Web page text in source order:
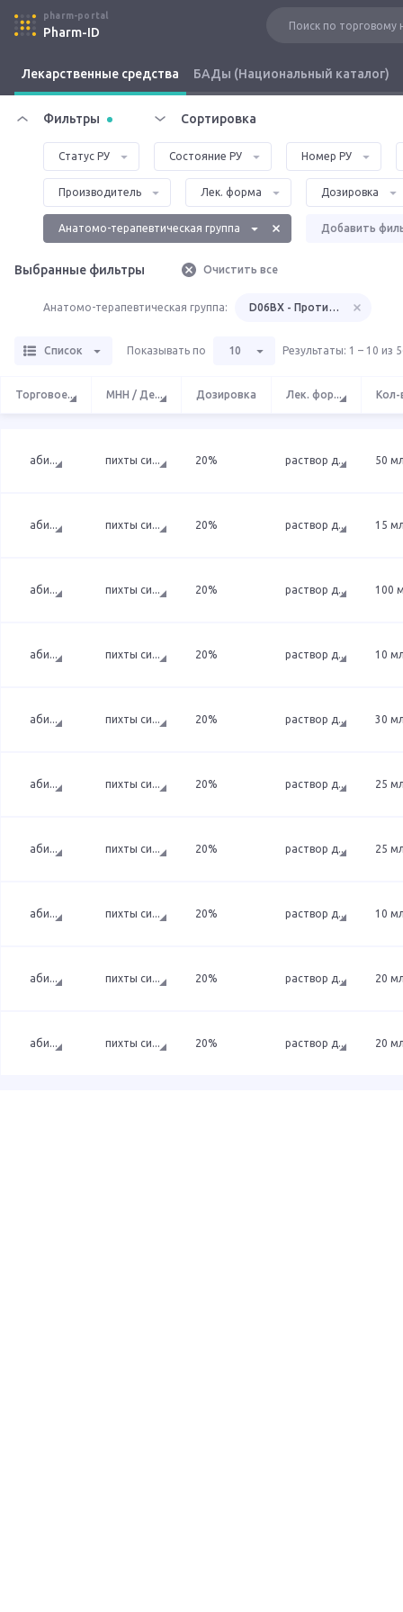
pharm-portal
Pharm-ID
Лекарственные средства БАДы (Национальный каталог)
Фильтры Сортировка
Статус РУ Состояние РУ Номер РУ
Производитель Лек. форма Дозировка
Анатомо-терапевтическая группа Добавить
Выбранные фильтры Очистить все
Анатомо-терапевтическая группа: D06BX -
Список Показывать по 10 Результаты: 1 – 10 из
Торговое... МНН / Де... Дозировка Лек. фор... Кол-
аби... пихты си... 20% раствор д... 50
аби... пихты си... 20% раствор д... 15
аби... пихты си... 20% раствор д... 100
аби... пихты си... 20% раствор д... 10
аби... пихты си... 20% раствор д... 30
аби... пихты си... 20% раствор д... 25
аби... пихты си... 20% раствор д... 25
аби... пихты си... 20% раствор д... 10
аби... пихты си... 20% раствор д... 20
аби... пихты си... 20% раствор д... 20